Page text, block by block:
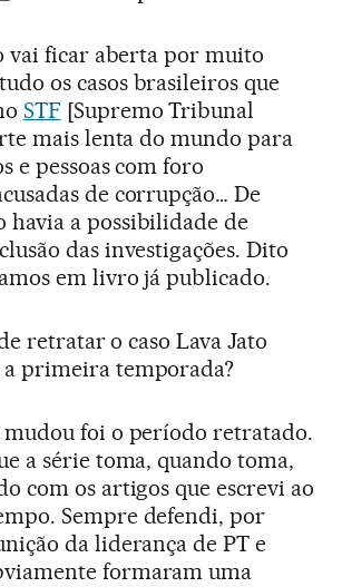
vai ficar aberta por muito
os casos brasileiros que
STF [Supremo Tribunal
mais lenta do mundo para
e pessoas com foro
de corrupção… De
havia a possibilidade de
das investigações. Dito
em livro já publicado.
retratar o caso Lava Jato
primeira temporada?
mudou foi o período retratado.
a série toma, quando toma,
com os artigos que escrevi ao
Sempre defendi, por
da liderança de PT e
formaram uma